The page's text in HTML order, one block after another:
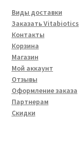
Виды доставки
Заказать Vitabiotics
Контакты
Корзина
Магазин
Мой аккаунт
Отзывы
Оформление заказа
Партнерам
Скидки